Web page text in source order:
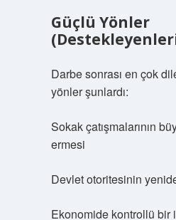
Güçlü Yönler
Darbe sonrası en çok
yönler şunlardı:
Sokak çatışmalarının
ermesi
Devlet otoritesinin
Ekonomide kontrollü bir